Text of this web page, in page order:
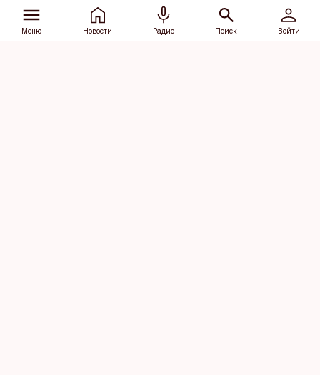
Меню Новости Радио Поиск Войти